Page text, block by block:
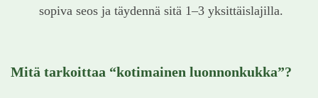
sopiva seos ja täydennä sitä 1–3 yksittäislajilla.
Mitä tarkoittaa “kotimainen luonnonkukka”?